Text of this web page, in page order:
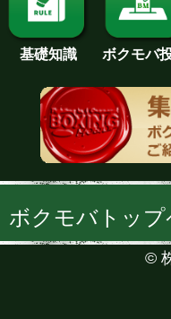
基礎知識 ボクモバ
ボクモバトップ
©